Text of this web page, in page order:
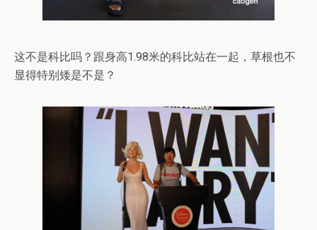
这不是科比吗？跟身高1.98米的科比站在一起，草根也不
显得特别矮是不是？